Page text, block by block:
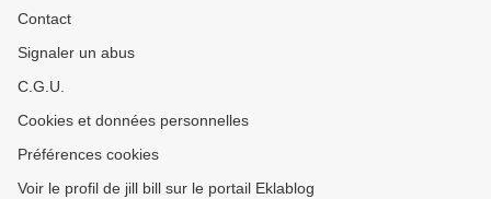
Contact
Signaler un abus
C.G.U.
Cookies et données personnelles
Préférences cookies
Voir le profil de jill bill sur le portail Eklablog